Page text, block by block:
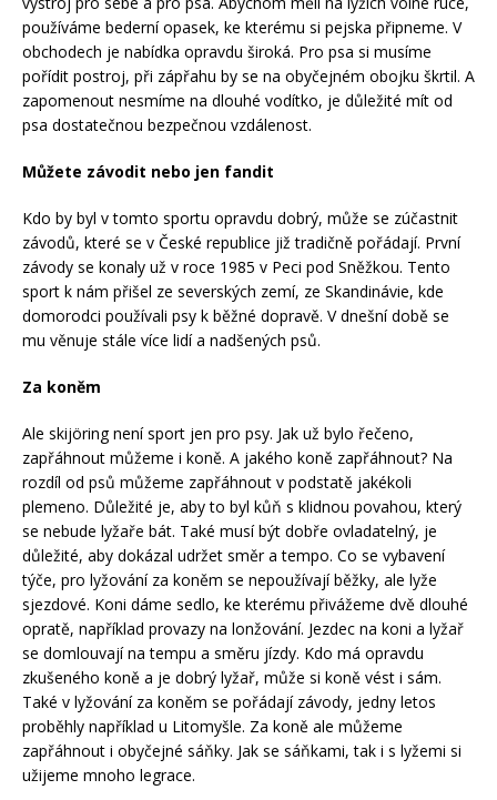
používáme bederní opasek, ke kterému si pejska připneme. V
obchodech je nabídka opravdu široká. Pro psa si musíme
pořídit postroj, při zápřahu by se na obyčejném obojku škrtil. A
zapomenout nesmíme na dlouhé vodítko, je důležité mít od
psa dostatečnou bezpečnou vzdálenost.
Můžete závodit nebo jen fandit
Kdo by byl v tomto sportu opravdu dobrý, může se zúčastnit
závodů, které se v České republice již tradičně pořádají. První
závody se konaly už v roce 1985 v Peci pod Sněžkou. Tento
sport k nám přišel ze severských zemí, ze Skandinávie, kde
domorodci používali psy k běžné dopravě. V dnešní době se
mu věnuje stále více lidí a nadšených psů.
Za koněm
Ale skijöring není sport jen pro psy. Jak už bylo řečeno,
zapřáhnout můžeme i koně. A jakého koně zapřáhnout? Na
rozdíl od psů můžeme zapřáhnout v podstatě jakékoli
plemeno. Důležité je, aby to byl kůň s klidnou povahou, který
se nebude lyžaře bát. Také musí být dobře ovladatelný, je
důležité, aby dokázal udržet směr a tempo. Co se vybavení
týče, pro lyžování za koněm se nepoužívají běžky, ale lyže
sjezdové. Koni dáme sedlo, ke kterému přivážeme dvě dlouhé
opratě, například provazy na lonžování. Jezdec na koni a lyžař
se domlouvají na tempu a směru jízdy. Kdo má opravdu
zkušeného koně a je dobrý lyžař, může si koně vést i sám.
Také v lyžování za koněm se pořádají závody, jedny letos
proběhly například u Litomyšle. Za koně ale můžeme
zapřáhnout i obyčejné sáňky. Jak se sáňkami, tak i s lyžemi si
užijeme mnoho legrace.